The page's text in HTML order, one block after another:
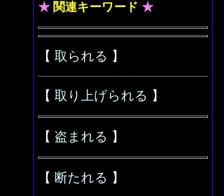
★ 関連キーワード ★
【 取られる 】
【 取り上げられる 】
【 盗まれる 】
【 断たれる 】